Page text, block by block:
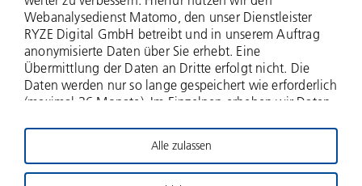
© 2026 Deutsche Beteiligungs AG
Webanalysedienst Matomo, den unser Dienstleister
RYZE Digital GmbH betreibt und in unserem Auftrag
anonymisierte Daten über Sie erhebt. Eine
Übermittlung der Daten an Dritte erfolgt nicht. Die
Daten werden nur so lange gespeichert wie erforderlich
(maximal 36 Monate). Im Einzelnen erheben wir Daten
werden erfasst), zu aufgerufenen Webseiten und Ihrer
Verweildauer hierauf, Häufigkeit der Aufrufe, zu
Suchanfragen und Downloads, und über weitere
Alle zulassen